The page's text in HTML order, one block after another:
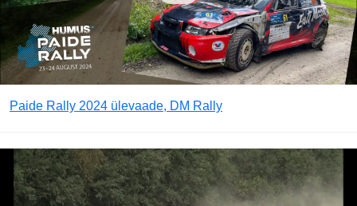
Paide Rally 2024 ülevaade, DM Rally